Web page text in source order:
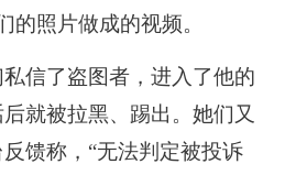
的照片做成的视频。
信了盗图者，进入了他的
就被拉黑、踢出。她们又
馈称，“无法判定被投诉